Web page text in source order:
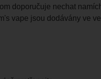
doporučuje nechat
vape jsou dodávány ve